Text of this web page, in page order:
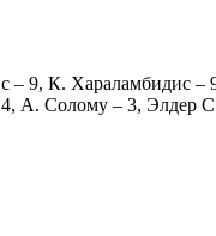
– 9, К. Хараламбидис –
А. Солому – 3, Элдер